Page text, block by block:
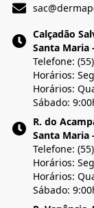
Calçadão
Santa Maria
Telefone:
Horários:
Horários:
Sábado:
R. do
Santa Maria
Telefone:
Horários:
Horários:
Sábado: